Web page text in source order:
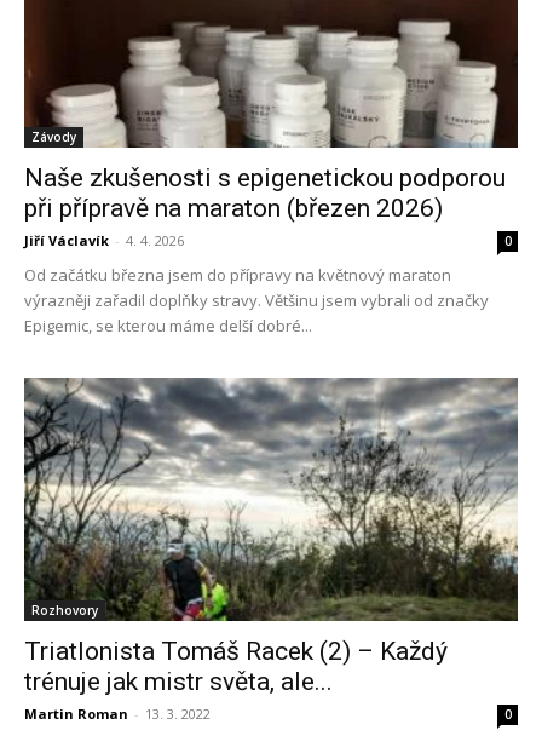
Závody
Naše zkušenosti s epigenetickou podporou
při přípravě na maraton (březen 2026)
Jiří Václavík - 4. 4. 2026 0
Od začátku března jsem do přípravy na květnový maraton
výrazněji zařadil doplňky stravy. Většinu jsem vybrali od značky
Epigemic, se kterou máme delší dobré...
Rozhovory
Triatlonista Tomáš Racek (2) – Každý
trénuje jak mistr světa, ale...
Martin Roman - 13. 3. 2022 0